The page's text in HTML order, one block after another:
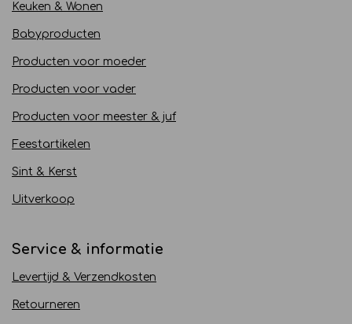
Keuken & Wonen
Babyproducten
Producten voor moeder
Producten voor vader
Producten voor meester & juf
Feestartikelen
Sint & Kerst
Uitverkoop
Service & informatie
Levertijd & Verzendkosten
Retourneren